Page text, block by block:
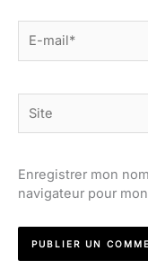
mail*
Enregistrer mon
navigateur pour